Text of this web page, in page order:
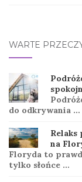
WARTE
do odkrywania …
Relaks
na
Floryda to
tylko słońce …